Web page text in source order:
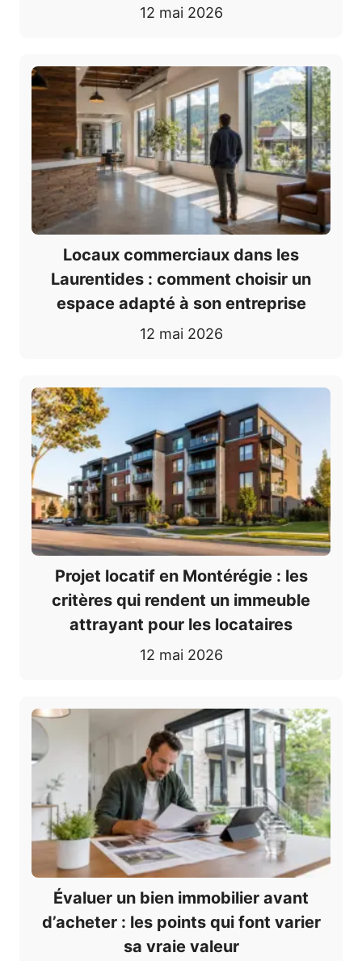
12 mai 2026
Locaux commerciaux dans les
Laurentides : comment choisir un
espace adapté à son entreprise
12 mai 2026
Projet locatif en Montérégie : les
critères qui rendent un immeuble
attrayant pour les locataires
12 mai 2026
Évaluer un bien immobilier avant
d’acheter : les points qui font varier
sa vraie valeur